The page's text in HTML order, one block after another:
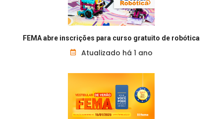
FEMA abre inscrições para curso gratuito de robótica
Atualizado há 1 ano